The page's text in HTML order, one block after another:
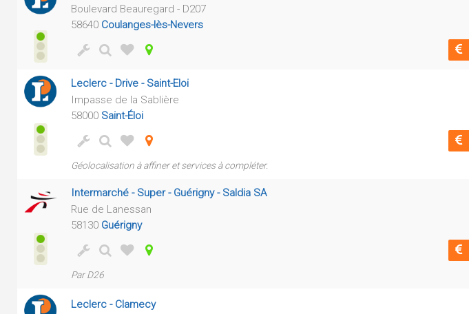
Boulevard Beauregard - D207
58640 Coulanges-lès-Nevers
Leclerc - Drive - Saint-Eloi
Impasse de la Sablière
58000 Saint-Éloi
Géolocalisation à affiner et services à compléter.
Intermarché - Super - Guérigny - Saldia SA
Rue de Lanessan
58130 Guérigny
Par D26
Leclerc - Clamecy